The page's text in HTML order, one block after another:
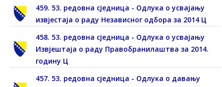
459. 53. редовна сједница - Одлука о усвајању
извјестаја о раду Независног одбора за 2014 Ц
458. 53. редовна сједница - Одлука о усвајању
Извјештаја о раду Правобранилаштва за 2014.
годину Ц
457. 53. редовна сједница - Одлука о давању